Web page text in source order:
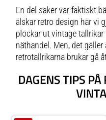
En del saker var faktiskt
älskar retro design här vi
plockar ut vintage
näthandel. Men, det
retrotallrikarna brukar gå
DAGENS TIPS